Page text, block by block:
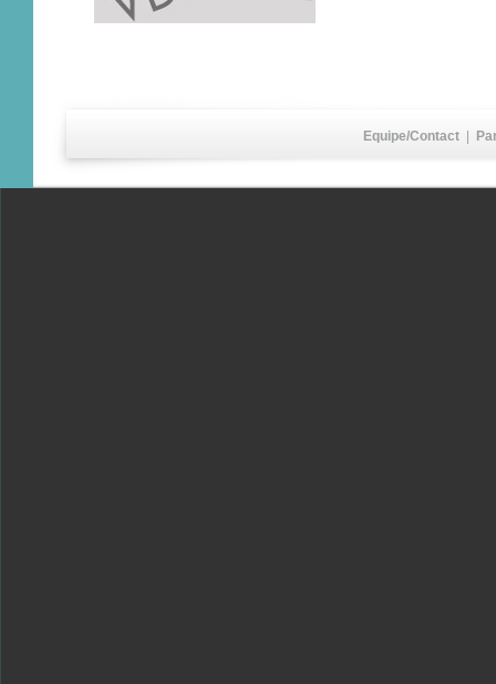
Equipe/Contact